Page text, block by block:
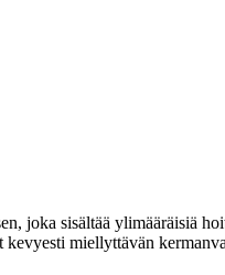
joka sisältää ylimääräisiä
miellyttävän